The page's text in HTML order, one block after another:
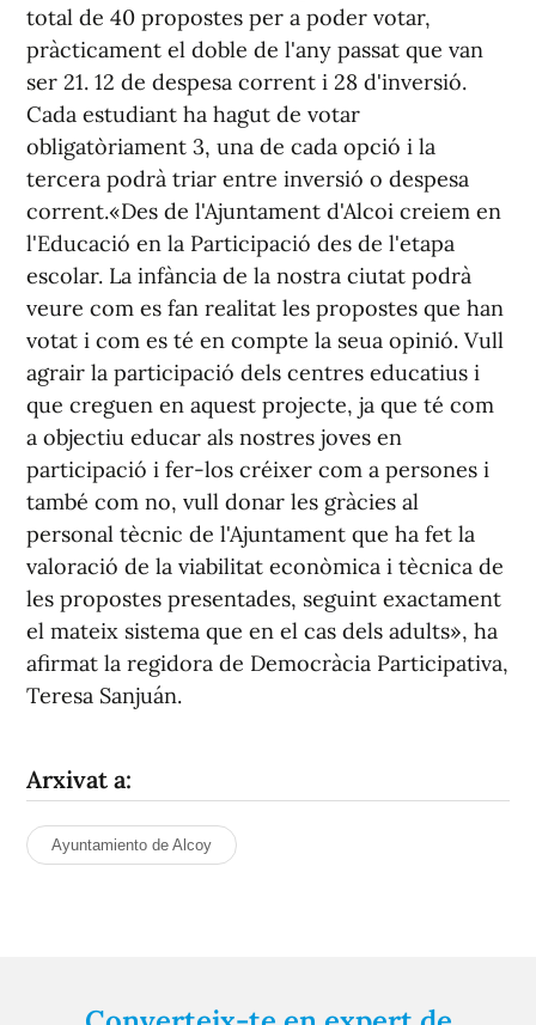
total de 40 propostes per a poder votar,
pràcticament el doble de l'any passat que van
ser 21. 12 de despesa corrent i 28 d'inversió.
Cada estudiant ha hagut de votar
obligatòriament 3, una de cada opció i la
tercera podrà triar entre inversió o despesa
corrent.«Des de l'Ajuntament d'Alcoi creiem en
l'Educació en la Participació des de l'etapa
escolar. La infància de la nostra ciutat podrà
veure com es fan realitat les propostes que han
votat i com es té en compte la seua opinió. Vull
agrair la participació dels centres educatius i
que creguen en aquest projecte, ja que té com
a objectiu educar als nostres joves en
participació i fer-los créixer com a persones i
també com no, vull donar les gràcies al
personal tècnic de l'Ajuntament que ha fet la
valoració de la viabilitat econòmica i tècnica de
les propostes presentades, seguint exactament
el mateix sistema que en el cas dels adults», ha
afirmat la regidora de Democràcia Participativa,
Teresa Sanjuán.
Arxivat a:
Ayuntamiento de Alcoy